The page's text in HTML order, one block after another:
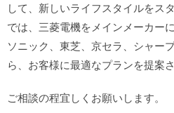
して、新しいライフスタイルをス
では、三菱電機をメインメーカー
ソニック、東芝、京セラ、シャー
ら、お客様に最適なプランを提案
ご相談の程宜しくお願いします。